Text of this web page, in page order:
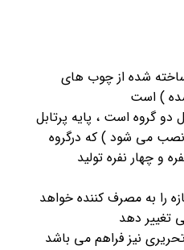
شده از چوب های
) است
گروه است ، پایه پرتابل
نصب می شود ) که درگروه
و چهار نفره تولید
را به مصرف کننده خواهد
تغییر دهد
نیز فراهم می باشد